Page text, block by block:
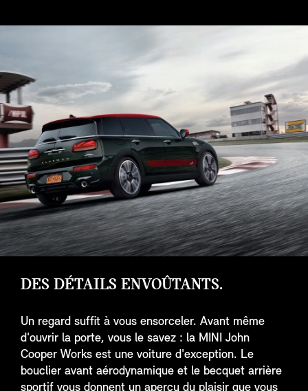
DES DÉTAILS ENVOÛTANTS.
Un regard suffit à vous ensorceler. Avant même
d'ouvrir la porte, vous le savez : la MINI John
Cooper Works est une voiture d'exception. Le
bouclier avant aérodynamique et le becquet arrière
sportif vous donnent un aperçu du plaisir que vous